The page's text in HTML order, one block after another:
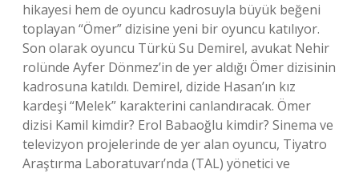
hikayesi hem de oyuncu kadrosuyla büyük beğeni
toplayan “Ömer” dizisine yeni bir oyuncu katılıyor.
Son olarak oyuncu Türkü Su Demirel, avukat Nehir
rolünde Ayfer Dönmez’in de yer aldığı Ömer dizisinin
kadrosuna katıldı. Demirel, dizide Hasan’ın kız
kardeşi “Melek” karakterini canlandıracak. Ömer
dizisi Kamil kimdir? Erol Babaoğlu kimdir? Sinema ve
televizyon projelerinde de yer alan oyuncu, Tiyatro
Araştırma Laboratuvarı’nda (TAL) yönetici ve